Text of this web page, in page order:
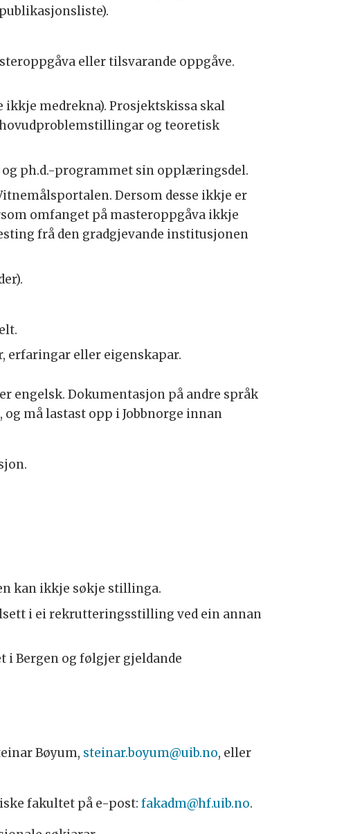
eller tilsvarande oppgåve.
medrekna). Prosjektskissa skal
og teoretisk
ph.d.-programmet sin opplæringsdel.
Dersom desse ikkje er
omfanget på masteroppgåva ikkje
frå den gradgjevande institusjonen
erfaringar eller eigenskapar.
engelsk. Dokumentasjon på andre språk
må lastast opp i Jobbnorge innan
kan ikkje søkje stillinga.
i ei rekrutteringsstilling ved ein annan
i Bergen og følgjer gjeldande
Bøyum, steinar.boyum@uib.no, eller
fakultet på e-post: fakadm@hf.uib.no.